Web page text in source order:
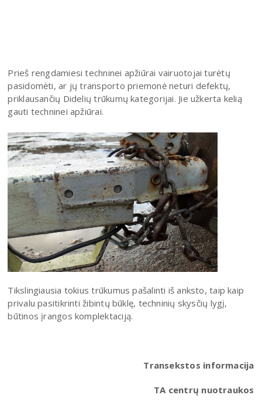
Prieš rengdamiesi techninei apžiūrai vairuotojai turėtų
pasidomėti, ar jų transporto priemonė neturi defektų,
priklausančių Didelių trūkumų kategorijai. Jie užkerta kelią
gauti techninei apžiūrai.
Tikslingiausia tokius trūkumus pašalinti iš anksto, taip kaip
privalu pasitikrinti žibintų būklę, techninių skysčių lygį,
būtinos įrangos komplektaciją.
Transekstos informacija
TA centrų nuotraukos